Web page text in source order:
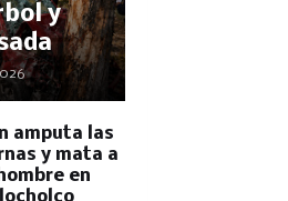
y
amputa las
y mata a
en